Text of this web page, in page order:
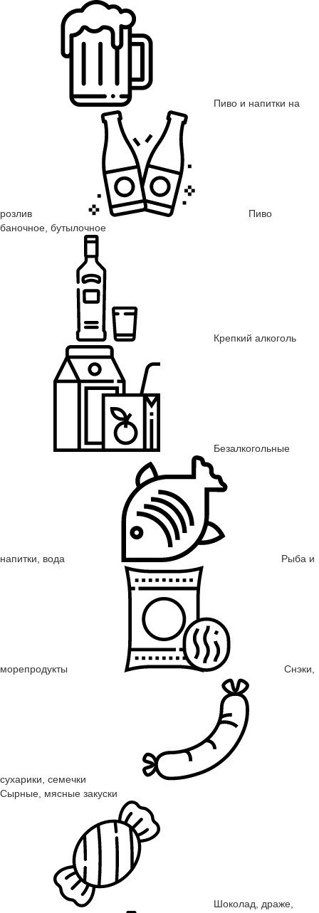
Пиво и напитки на
розлив
Пиво
баночное, бутылочное
Крепкий алкоголь
Безалкогольные
напитки, вода Рыба и
морепродукты Снэки,
сухарики, семечки
Сырные, мясные закуски
Шоколад, драже,